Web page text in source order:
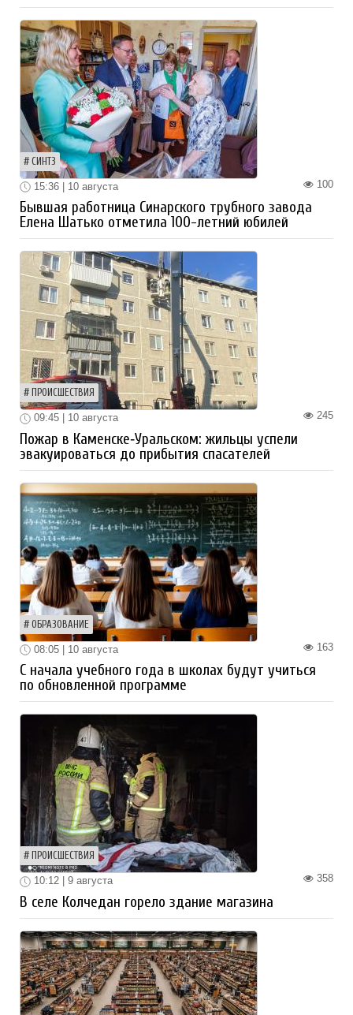
СИНТЗ
100
15:36 | 10 августа
Бывшая работница Синарского трубного завода
Елена Шатько отметила 100-летний юбилей
ПРОИСШЕСТВИЯ
245
09:45 | 10 августа
Пожар в Каменске‑Уральском: жильцы успели
эвакуироваться до прибытия спасателей
ОБРАЗОВАНИЕ
163
08:05 | 10 августа
С начала учебного года в школах будут учиться
по обновленной программе
ПРОИСШЕСТВИЯ
358
10:12 | 9 августа
В селе Колчедан горело здание магазина